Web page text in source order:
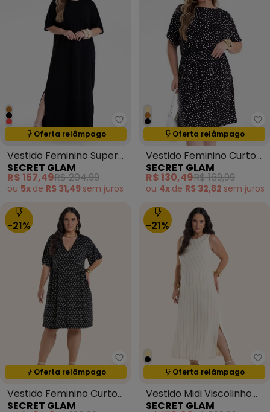
Secret Glam - Vestido
Oferta relâmpago
Termina em:15:05:14
Vestido Feminino Super
Midi Molecotton Preto
SECRET GLAM
R$ 157,49R$ 204,99
ou 5x de R$ 31,49 sem juros
Oferta relâmpago
Termina em:15:05:14
Vestido Feminino Curto
Estampado Preto
SECRET GLAM
R$ 130,49R$ 169,99
ou 4x de R$ 32,62 sem juros
-21%
Secret Glam - Vestido
Oferta relâmpago
Termina em:15:05:14
Vestido Feminino Curto
Manga Ampla Preto
SECRET GLAM
-21%
Oferta relâmpago
Termina em:15:05:14
Vestido Midi Viscolinho
Listras Bege
SECRET GLAM